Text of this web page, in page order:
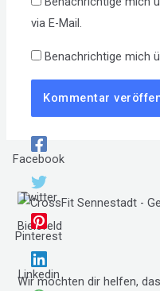
Facebook
Twitter
Pinterest
Linkedin
via E-Mail.
Benachrichtige mich
Wir möchten dir helfen,